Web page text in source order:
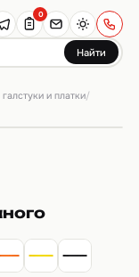
Найти
0
и платки/